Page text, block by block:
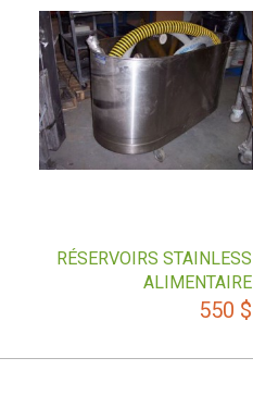
RÉSERVOIRS STAINLESS
ALIMENTAIRE
550 $